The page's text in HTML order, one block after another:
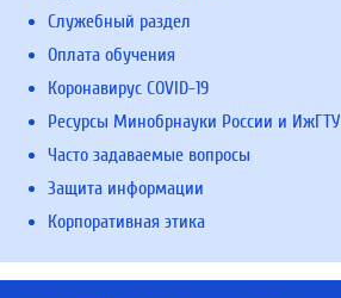
Служебный раздел
Оплата обучения
Коронавирус COVID-19
Ресурсы Минобрнауки России и ИжГТУ
Часто задаваемые вопросы
Защита информации
Корпоративная этика